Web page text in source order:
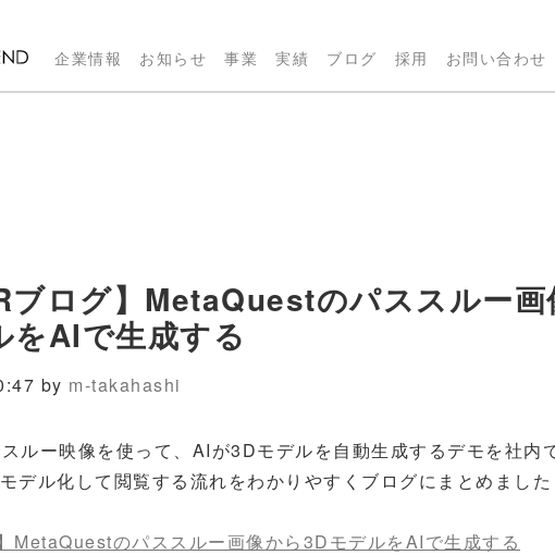
企業情報 お知らせ 事業 実績 ブログ 採用 お問い合わせ
ブログ】MetaQuestのパススルー画
をAIで生成する
by m-takahashi
ルー映像を使って、AIが3Dモデルを自動生成するデモを社内
デル化して閲覧する流れをわかりやすくブログにまとめました
MetaQuestのパススルー画像から3DモデルをAIで生成する